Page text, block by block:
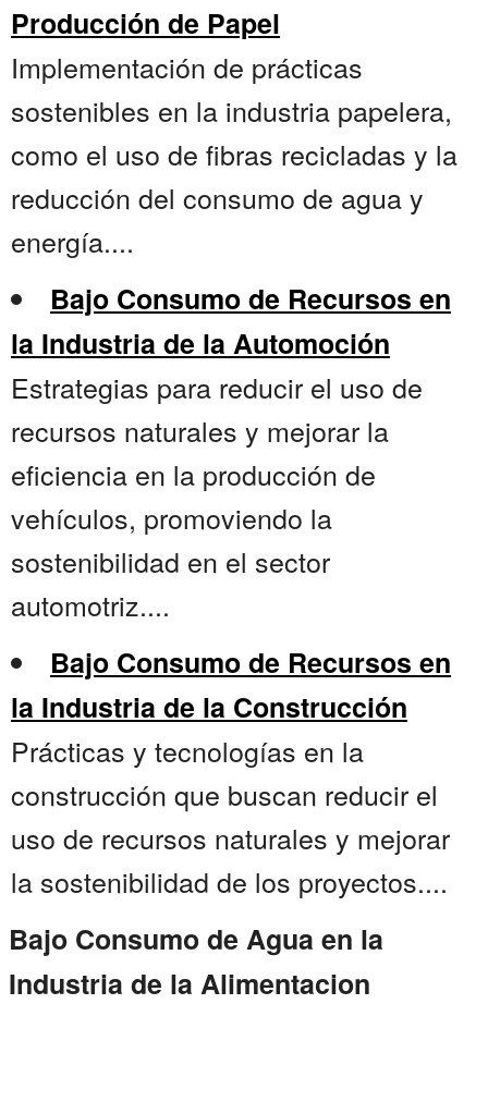
Producción de Papel
Implementación de prácticas
sostenibles en la industria papelera,
como el uso de fibras recicladas y la
reducción del consumo de agua y
energía....
Bajo Consumo de Recursos en
la Industria de la Automoción
Estrategias para reducir el uso de
recursos naturales y mejorar la
eficiencia en la producción de
vehículos, promoviendo la
sostenibilidad en el sector
automotriz....
Bajo Consumo de Recursos en
la Industria de la Construcción
Prácticas y tecnologías en la
construcción que buscan reducir el
uso de recursos naturales y mejorar
la sostenibilidad de los proyectos....
Bajo Consumo de Agua en la
Industria de la Alimentacion